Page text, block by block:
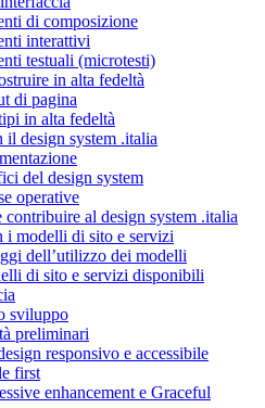
di composizione
interattivi
testuali (microtesti)
in alta fedeltà
di pagina
in alta fedeltà
il design system .italia
del design system
operative
contribuire al design system .italia
i modelli di sito e servizi
dell’utilizzo dei modelli
di sito e servizi disponibili
sviluppo
preliminari
responsivo e accessibile
first
enhancement e Graceful